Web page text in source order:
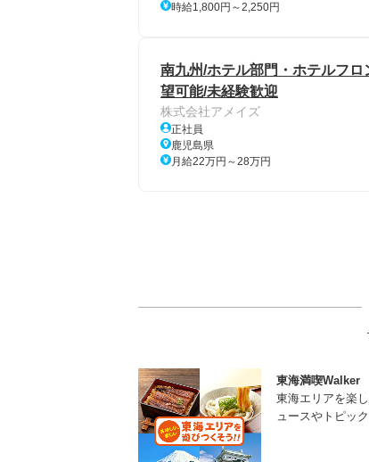
時給1,800円～2,250円
南九州/ホテル部門・ホテルフ
望可能/未経験歓迎
株式会社アメイズ
正社員
鹿児島県
月給22万円～28万円
東海満喫Walker
東海エリアを楽
ュースやトピッ